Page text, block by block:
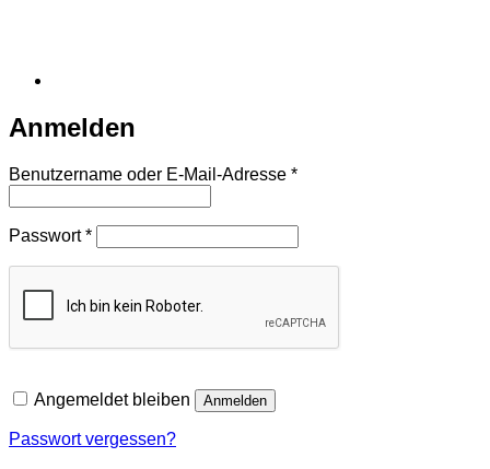
Anmelden
Benutzername oder E-Mail-Adresse *Erforderlich
Passwort*Erforderlich
Angemeldet bleiben Anmelden
Passwort vergessen?